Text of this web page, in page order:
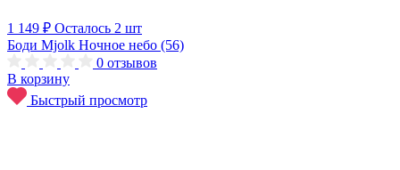
1 149 ₽ Осталось 2 шт
Боди Mjolk Ночное небо (56)
0 отзывов
В корзину
Быстрый просмотр